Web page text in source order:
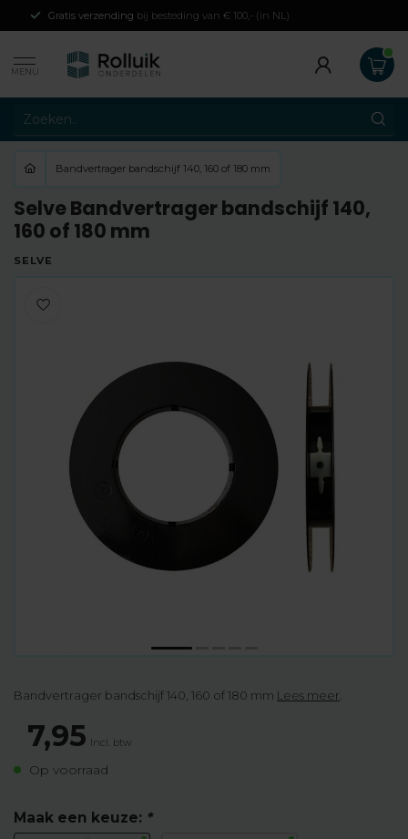
Gratis verzending bij besteding van € 100,- (in NL)
MENU
Bandvertrager bandschijf 140, 160 of 180 mm
Selve Bandvertrager bandschijf 140,
160 of 180 mm
SELVE
Bandvertrager bandschijf 140, 160 of 180 mm Lees meer
7,95 Incl. btw
Op voorraad
Maak een keuze: *